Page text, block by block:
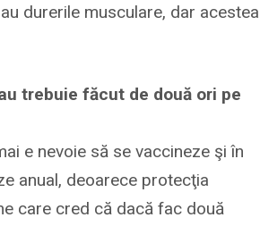
durerile musculare, dar acestea
trebuie făcut de două ori pe
e nevoie să se vaccineze şi în
anual, deoarece protecţia
care cred că dacă fac două